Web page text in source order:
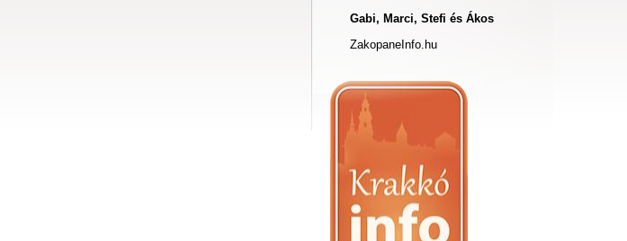
Gabi, Marci, Stefi és Ákos
ZakopaneInfo.hu